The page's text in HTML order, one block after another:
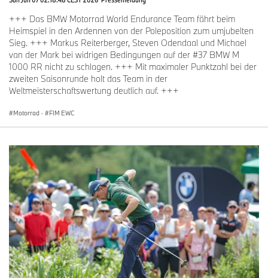
+++ Das BMW Motorrad World Endurance Team fährt beim
Heimspiel in den Ardennen von der Poleposition zum umjubelten
Sieg. +++ Markus Reiterberger, Steven Odendaal und Michael
van der Mark bei widrigen Bedingungen auf der #37 BMW M
1000 RR nicht zu schlagen. +++ Mit maximaler Punktzahl bei der
zweiten Saisonrunde holt das Team in der
Weltmeisterschaftswertung deutlich auf. +++
Motorrad · FIM EWC